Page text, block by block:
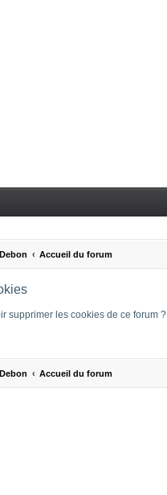
Accueil du forum
supprimer les cookies de ce forum ?
Accueil du forum